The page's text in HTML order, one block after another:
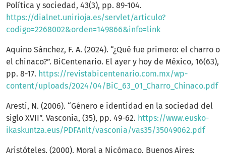
Política y sociedad, 43(3), pp. 89-104.
https://dialnet.unirioja.es/servlet/articulo?
codigo=2268002&orden=149866&info=link
Aquino Sánchez, F. A. (2024). “¿Qué fue primero: el charro o
el chinaco?”. BiCentenario. El ayer y hoy de México, 16(63),
pp. 8-17. https://revistabicentenario.com.mx/wp-
content/uploads/2024/04/BiC_63_01_Charro_Chinaco.pdf
Aresti, N. (2006). “Género e identidad en la sociedad del
siglo XVII”. Vasconia, (35), pp. 49-62. https://www.eusko-
ikaskuntza.eus/PDFAnlt/vasconia/vas35/35049062.pdf
Aristóteles. (2000). Moral a Nicómaco. Buenos Aires: